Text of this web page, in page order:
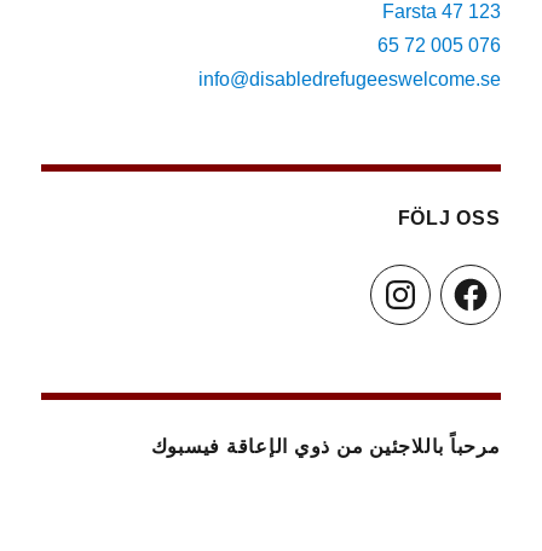
123 47 Farsta
076 005 72 65
info@disabledrefugeeswelcome.se
FÖLJ OSS
Facebook
Instagram
مرحباً باللاجئين من ذوي الإعاقة فيسبوك